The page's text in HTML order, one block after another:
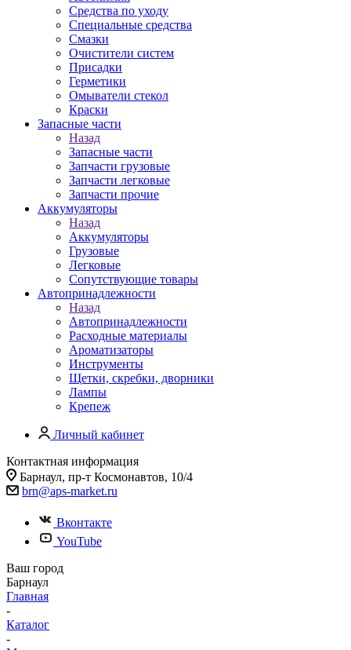
Средства по уходу
Специальные средства
Смазки
Очистители систем
Присадки
Герметики
Омыватели стекол
Краски
Запасные части
Назад
Запасные части
Запчасти грузовые
Запчасти легковые
Запчасти прочие
Аккумуляторы
Назад
Аккумуляторы
Грузовые
Легковые
Сопутствующие товары
Автопринадлежности
Назад
Автопринадлежности
Расходные материалы
Ароматизаторы
Инструменты
Щетки, скребки, дворники
Лампы
Крепеж
Личный кабинет
Контактная информация
Барнаул, пр-т Космонавтов, 10/4
brn@aps-market.ru
Вконтакте
YouTube
Ваш город
Барнаул
Главная
-
Каталог
-